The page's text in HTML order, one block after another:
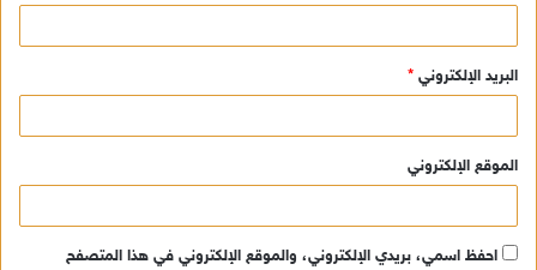
البريد الإلكتروني *
الموقع الإلكتروني
احفظ اسمي، بريدي الإلكتروني، والموقع الإلكتروني في هذا المتصفح